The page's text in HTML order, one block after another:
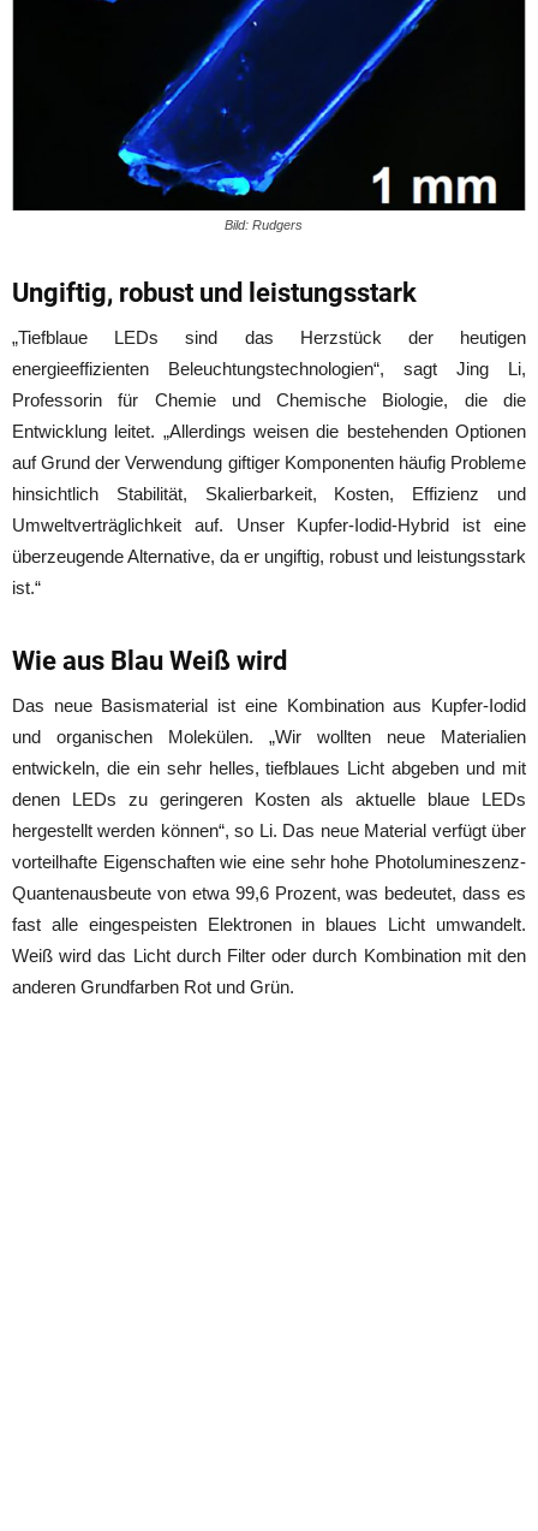
Bild: Rudgers
Ungiftig, robust und leistungsstark
„Tiefblaue LEDs sind das Herzstück der heutigen
energieeffizienten Beleuchtungstechnologien“, sagt Jing Li,
Professorin für Chemie und Chemische Biologie, die die
Entwicklung leitet. „Allerdings weisen die bestehenden Optionen
auf Grund der Verwendung giftiger Komponenten häufig Probleme
hinsichtlich Stabilität, Skalierbarkeit, Kosten, Effizienz und
Umweltverträglichkeit auf. Unser Kupfer-Iodid-Hybrid ist eine
überzeugende Alternative, da er ungiftig, robust und leistungsstark
ist.“
Wie aus Blau Weiß wird
Das neue Basismaterial ist eine Kombination aus Kupfer-Iodid
und organischen Molekülen. „Wir wollten neue Materialien
entwickeln, die ein sehr helles, tiefblaues Licht abgeben und mit
denen LEDs zu geringeren Kosten als aktuelle blaue LEDs
hergestellt werden können“, so Li. Das neue Material verfügt über
vorteilhafte Eigenschaften wie eine sehr hohe Photolumineszenz-
Quantenausbeute von etwa 99,6 Prozent, was bedeutet, dass es
fast alle eingespeisten Elektronen in blaues Licht umwandelt.
Weiß wird das Licht durch Filter oder durch Kombination mit den
anderen Grundfarben Rot und Grün.